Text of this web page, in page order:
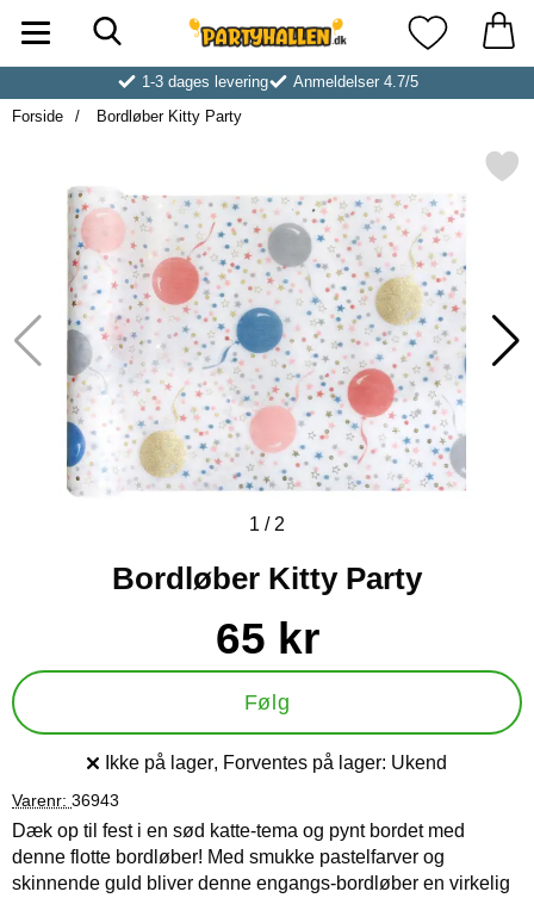
Startside for Partyhallen AB Mine
1-3 dages levering
Anmeldelser 4.7/5
Forside
Bordløber Kitty Party
Markér bordløber Kitty
1 / 2
Bordløber Kitty Party
Køb dette produkt Bordløber Kitty Party
pris
65 kr
Følg
Produkttilgængelighed:
Ikke på lager, Forventes på lager: Ukend
Varenr: 36943
Dæk op til fest i en sød katte-tema og pynt bordet med
denne flotte bordløber! Med smukke pastelfarver og
skinnende guld bliver denne engangs-bordløber en virkelig